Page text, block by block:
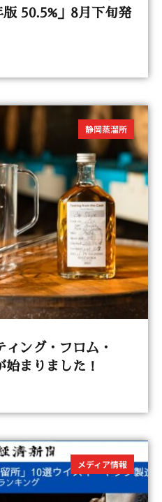
50.5%」8月下旬発
静岡蒸溜所
ィング・フロム・
まりました！
メディア情報